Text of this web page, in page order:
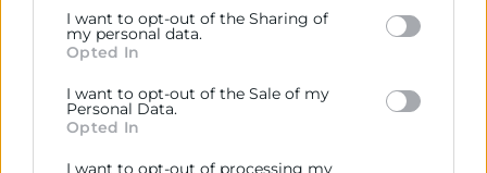
Google services and may gather and store information
including but not limited to your visit or usage
behaviour. You may click to grant or deny consent to
below specified purposes in below Google consent
section.
I want to opt-out of the Sharing of
my personal data.
Opted In
I want to opt-out of the Sale of my
Personal Data.
Opted In
I want to opt-out of processing my
6. Finanzas y gestión
del balance.
La cuenta de resultados.